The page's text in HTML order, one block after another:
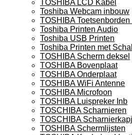
TOSHIBA LCD Kabel
Toshiba Webcam inbouw
TOSHIBA Toetsenborden
Toshiba Printen Audio
Toshiba USB Printen
Toshiba Printen met
TOSHIBA Scherm deksel
TOSHIBA Bovenplaat
TOSHIBA Onderplaat
TOSHIBA WiFi Antenne
TOSHIBA Microfoon
TOSHIBA Luispreker Inb
TOSCHIBA Scharnieren
TOSCHIBA
TOSHIBA Schermlijsten